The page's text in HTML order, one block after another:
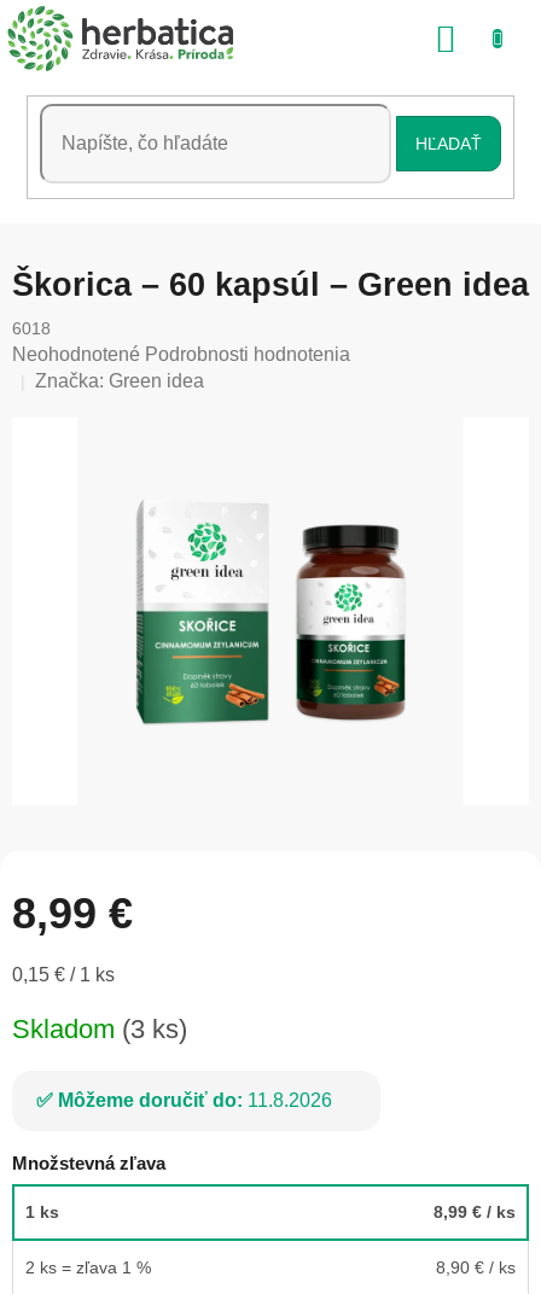
Prejsť
na
obsah
HĽADAŤ
Škorica – 60 kapsúl – Green idea
6018
Priemerné
hodnotenie
Neohodnotené Podrobnosti hodnotenia
Značka: Green idea
8,99 €
Jednotková
0,15 € / 1 ks
Skladom (3 ks)
Môžeme doručiť do: 11.8.2026
Množstevná zľava
1 ks 8,99 € / ks
2 ks = zľava 1 % 8,90 € / ks